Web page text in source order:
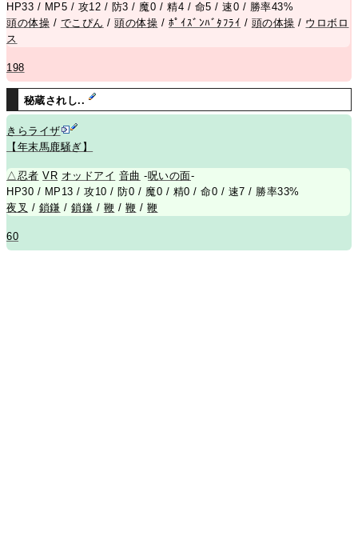
HP33 / MP5 / 攻12 / 防3 / 魔0 / 精4 / 命5 / 速0 / 勝率43%
頭の体操 / でこぴん /頭の体操 / ﾎﾟｲｽﾞﾝﾊﾞﾀﾌﾗｲ / 頭の体操 / ウロボロ
ス
198
秘蔵されし..
きらライザ
【年末馬鹿騒ぎ】
△忍者 VR オッドアイ 音曲 -呪いの面-
HP30 / MP13 / 攻10 / 防0 / 魔0 / 精0 / 命0 / 速7 / 勝率33%
夜叉 / 鎖鎌 /鎖鎌 / 鞭 / 鞭 /鞭
60